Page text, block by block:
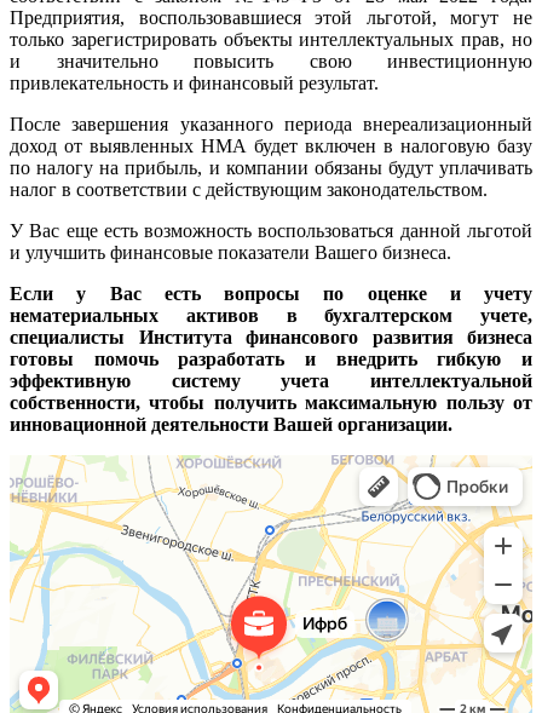
Предприятия, воспользовавшиеся этой льготой, могут не
только зарегистрировать объекты интеллектуальных прав, но
и значительно повысить свою инвестиционную
привлекательность и финансовый результат.
После завершения указанного периода внереализационный
доход от выявленных НМА будет включен в налоговую базу
по налогу на прибыль, и компании обязаны будут уплачивать
налог в соответствии с действующим законодательством.
У Вас еще есть возможность воспользоваться данной льготой
и улучшить финансовые показатели Вашего бизнеса.
Если у Вас есть вопросы по оценке и учету
нематериальных активов в бухгалтерском учете,
специалисты Института финансового развития бизнеса
готовы помочь разработать и внедрить гибкую и
эффективную систему учета интеллектуальной
собственности, чтобы получить максимальную пользу от
инновационной деятельности Вашей организации.